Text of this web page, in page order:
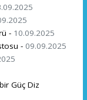
- 10.09.2025
- 09.09.2025
Güç Diz